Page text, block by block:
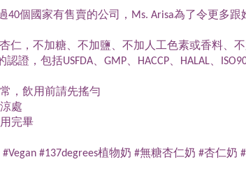
40個國家有售賣的公司，Ms. Arisa為了令更多
杏仁，不加糖、不加鹽、不加人工色素或香料
，包括USFDA、GMP、HACCP、HALAL、
，飲用前請先搖勻
處
完畢
#137degrees植物奶 #無糖杏仁奶 #杏仁奶